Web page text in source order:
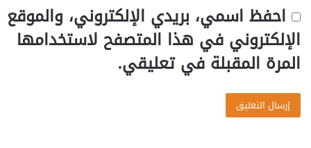
احفظ اسمي، بريدي الإلكتروني، والموقع
الإلكتروني في هذا المتصفح لاستخدامها
المرة المقبلة في تعليقي.